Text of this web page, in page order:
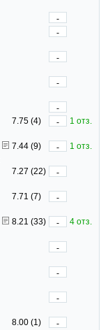
-
-
-
-
-
7.75 (4) -
1 отз.
7.44 (9) -
1 отз.
7.27 (22)
-
7.71 (7)
-
8.21 (33) -
4 отз.
-
-
-
8.00 (1)
-